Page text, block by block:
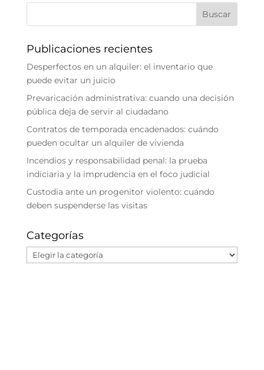
Publicaciones recientes
Desperfectos en un alquiler: el inventario que
puede evitar un juicio
Prevaricación administrativa: cuando una decisión
pública deja de servir al ciudadano
Contratos de temporada encadenados: cuándo
pueden ocultar un alquiler de vivienda
Incendios y responsabilidad penal: la prueba
indiciaria y la imprudencia en el foco judicial
Custodia ante un progenitor violento: cuándo
deben suspenderse las visitas
Categorías
Categorías